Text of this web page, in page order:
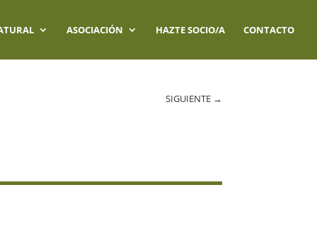
ASOCIACIÓN HAZTE SOCIO/A CONTACTO
SIGUIENTE →